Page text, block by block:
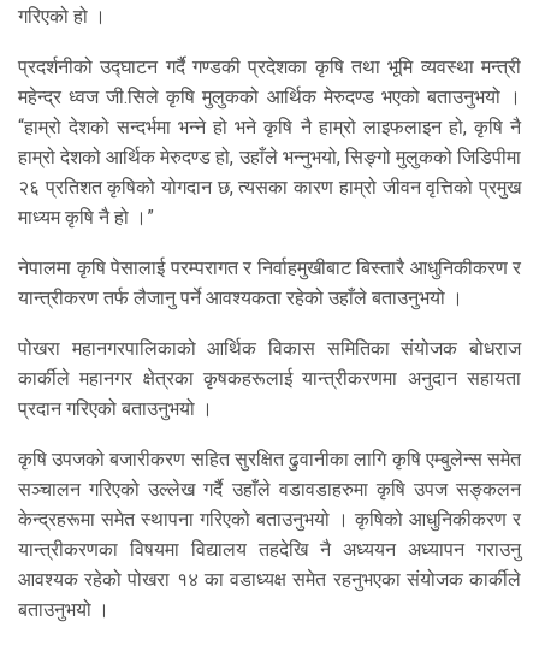
गरिएको हो ।
प्रदर्शनीको उद्घाटन गर्दै गण्डकी प्रदेशका कृषि तथा भूमि व्यवस्था मन्त्री
महेन्द्र ध्वज जी.सिले कृषि मुलुकको आर्थिक मेरुदण्ड भएको बताउनुभयो ।
“हाम्रो देशको सन्दर्भमा भन्ने हो भने कृषि नै हाम्रो लाइफलाइन हो, कृषि नै
हाम्रो देशको आर्थिक मेरुदण्ड हो, उहाँले भन्नुभयो, सिङ्गो मुलुकको जिडिपीमा
२६ प्रतिशत कृषिको योगदान छ, त्यसका कारण हाम्रो जीवन वृत्तिको प्रमुख
माध्यम कृषि नै हो ।”
नेपालमा कृषि पेसालाई परम्परागत र निर्वाहमुखीबाट बिस्तारै आधुनिकीकरण र
यान्त्रीकरण तर्फ लैजानु पर्ने आवश्यकता रहेको उहाँले बताउनुभयो ।
पोखरा महानगरपालिकाको आर्थिक विकास समितिका संयोजक बोधराज
कार्कीले महानगर क्षेत्रका कृषकहरूलाई यान्त्रीकरणमा अनुदान सहायता
प्रदान गरिएको बताउनुभयो ।
कृषि उपजको बजारीकरण सहित सुरक्षित ढुवानीका लागि कृषि एम्बुलेन्स समेत
सञ्चालन गरिएको उल्लेख गर्दै उहाँले वडावडाहरुमा कृषि उपज सङ्कलन
केन्द्रहरूमा समेत स्थापना गरिएको बताउनुभयो । कृषिको आधुनिकीकरण र
यान्त्रीकरणका विषयमा विद्यालय तहदेखि नै अध्ययन अध्यापन गराउनु
आवश्यक रहेको पोखरा १४ का वडाध्यक्ष समेत रहनुभएका संयोजक कार्कीले
बताउनुभयो ।